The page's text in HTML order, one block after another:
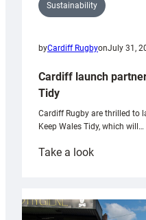
Sustainability
byCardiff RugbyonJuly 31,
Cardiff launch
Tidy
Cardiff Rugby are thrilled to
Keep Wales Tidy, which will…
Take a look: